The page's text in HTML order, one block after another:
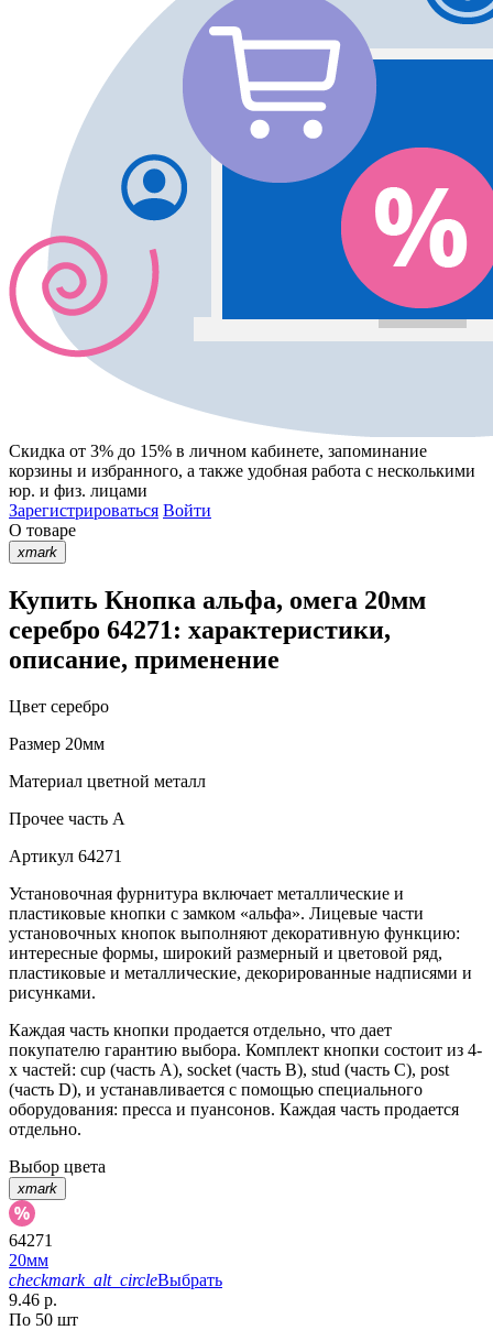
Скидка от 3% до 15% в личном кабинете, запоминание
корзины и избранного, а также удобная работа с несколькими
юр. и физ. лицами
Зарегистрироваться Войти
О товаре
xmark
Купить Кнопка альфа, омега 20мм
серебро 64271: характеристики,
описание, применение
Цвет серебро
Размер 20мм
Материал цветной металл
Прочее часть A
Артикул 64271
Установочная фурнитура включает металлические и
пластиковые кнопки с замком «альфа». Лицевые части
установочных кнопок выполняют декоративную функцию:
интересные формы, широкий размерный и цветовой ряд,
пластиковые и металлические, декорированные надписями и
рисунками.
Каждая часть кнопки продается отдельно, что дает
покупателю гарантию выбора. Комплект кнопки состоит из 4-
х частей: cup (часть А), socket (часть В), stud (часть С), post
(часть D), и устанавливается с помощью специального
оборудования: пресса и пуансонов. Каждая часть продается
отдельно.
Выбор цвета
xmark
64271
20мм
checkmark_alt_circleВыбрать
9.46 р.
По 50 шт